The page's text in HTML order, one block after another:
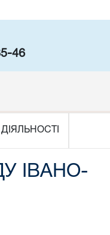
46
ІВАНО-